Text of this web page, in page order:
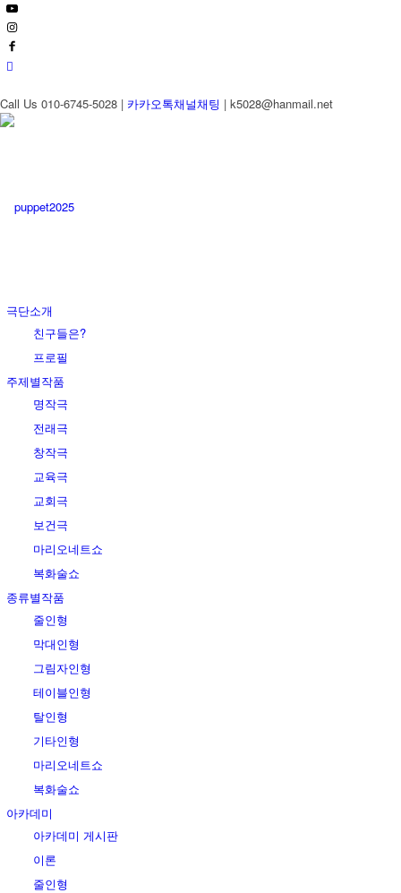
Call Us 010-6745-5028 | 카카오톡채널채팅 | k5028@hanmail.net
극단소개
친구들은?
프로필
주제별작품
명작극
전래극
창작극
교육극
교회극
보건극
마리오네트쇼
복화술쇼
종류별작품
줄인형
막대인형
그림자인형
테이블인형
탈인형
기타인형
마리오네트쇼
복화술쇼
아카데미
아카데미 게시판
이론
줄인형